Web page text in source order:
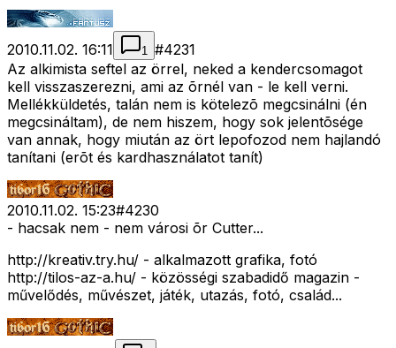
2010.11.02. 16:11 1 #4231
Az alkimista seftel az örrel, neked a kendercsomagot
kell visszaszerezni, ami az õrnél van - le kell verni.
Mellékküldetés, talán nem is kötelezõ megcsinálni (én
megcsináltam), de nem hiszem, hogy sok jelentõsége
van annak, hogy miután az ört lepofozod nem hajlandó
tanítani (erõt és kardhasználatot tanít)
2010.11.02. 15:23#4230
- hacsak nem - nem városi õr Cutter...
http://kreativ.try.hu/ - alkalmazott grafika, fotó
http://tilos-az-a.hu/ - közösségi szabadidő magazin -
művelődés, művészet, játék, utazás, fotó, család...